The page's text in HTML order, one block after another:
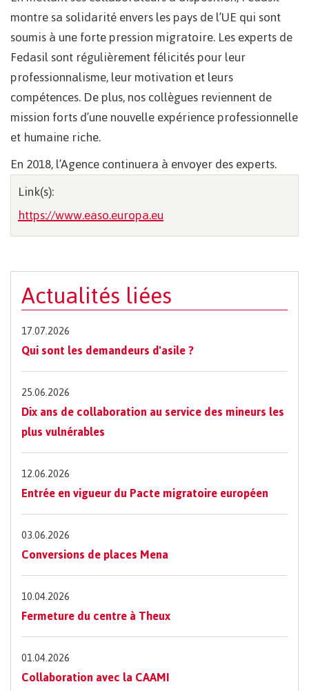
montre sa solidarité envers les pays de l’UE qui sont
soumis à une forte pression migratoire. Les experts de
Fedasil sont régulièrement félicités pour leur
professionnalisme, leur motivation et leurs
compétences. De plus, nos collègues reviennent de
mission forts d’une nouvelle expérience professionnelle
et humaine riche.
En 2018, l’Agence continuera à envoyer des experts.
Link(s):
https://www.easo.europa.eu
Actualités liées
17.07.2026
Qui sont les demandeurs d'asile ?
25.06.2026
Dix ans de collaboration au service des mineurs les
plus vulnérables
12.06.2026
Entrée en vigueur du Pacte migratoire européen
03.06.2026
Conversions de places Mena
10.04.2026
Fermeture du centre à Theux
01.04.2026
Collaboration avec la CAAMI